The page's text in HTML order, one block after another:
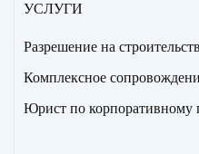
УСЛУГИ
Разрешение на
Комплексное
Юрист по корпоративному